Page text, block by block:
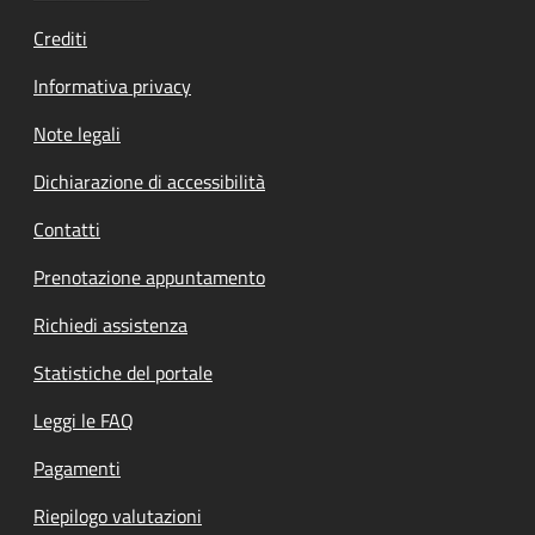
Crediti
Informativa privacy
Note legali
Dichiarazione di accessibilità
Contatti
Prenotazione appuntamento
Richiedi assistenza
Statistiche del portale
Leggi le FAQ
Pagamenti
Riepilogo valutazioni